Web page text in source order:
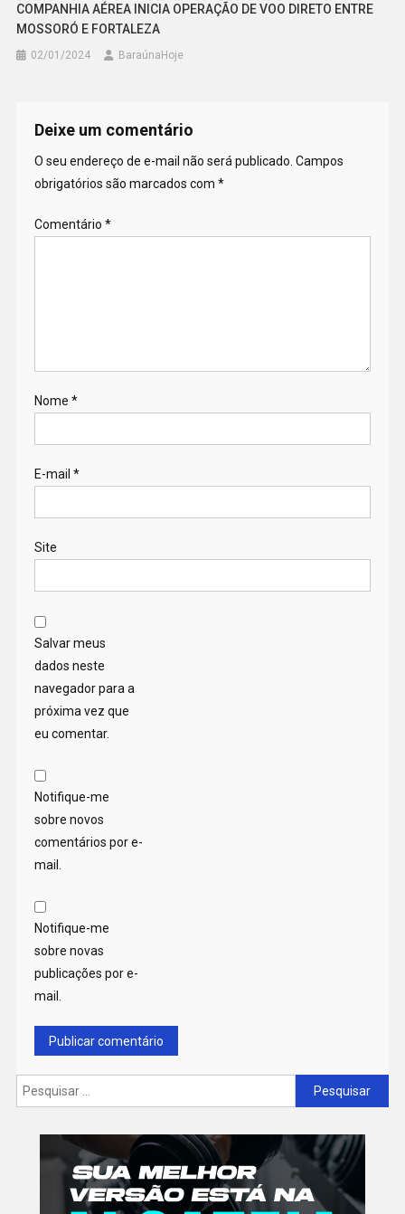
COMPANHIA AÉREA INICIA OPERAÇÃO DE VOO DIRETO ENTRE
MOSSORÓ E FORTALEZA
02/01/2024 BaraúnaHoje
Deixe um comentário
O seu endereço de e-mail não será publicado. Campos
obrigatórios são marcados com *
Comentário *
Nome *
E-mail *
Site
Salvar meus
dados neste
navegador para a
próxima vez que
eu comentar.
Notifique-me
sobre novos
comentários por e-
mail.
Notifique-me
sobre novas
publicações por e-
mail.
Pesquisar
por: